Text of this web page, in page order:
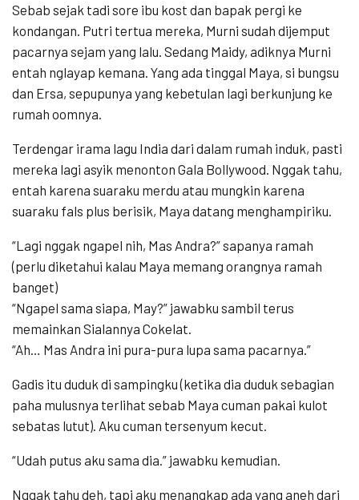
Sebab sejak tadi sore ibu kost dan bapak pergi ke
kondangan. Putri tertua mereka, Murni sudah dijemput
pacarnya sejam yang lalu. Sedang Maidy, adiknya Murni
entah nglayap kemana. Yang ada tinggal Maya, si bungsu
dan Ersa, sepupunya yang kebetulan lagi berkunjung ke
rumah oomnya.
Terdengar irama lagu India dari dalam rumah induk, pasti
mereka lagi asyik menonton Gala Bollywood. Nggak tahu,
entah karena suaraku merdu atau mungkin karena
suaraku fals plus berisik, Maya datang menghampiriku.
“Lagi nggak ngapel nih, Mas Andra?” sapanya ramah
(perlu diketahui kalau Maya memang orangnya ramah
banget)
“Ngapel sama siapa, May?” jawabku sambil terus
memainkan Sialannya Cokelat.
“Ah… Mas Andra ini pura-pura lupa sama pacarnya.”
Gadis itu duduk di sampingku (ketika dia duduk sebagian
paha mulusnya terlihat sebab Maya cuman pakai kulot
sebatas lutut). Aku cuman tersenyum kecut.
“Udah putus aku sama dia.” jawabku kemudian.
Nggak tahu deh, tapi aku menangkap ada yang aneh dari